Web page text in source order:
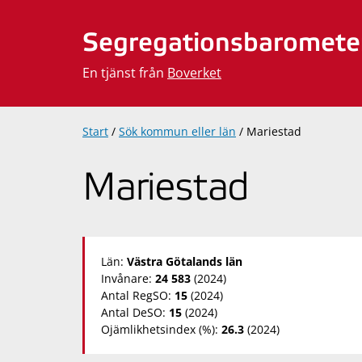
En tjänst från Boverket
Start / Sök kommun eller län / Mariestad
Mariestad
Län: Västra Götalands län
Invånare: 24 583 (2024)
Antal RegSO: 15 (2024)
Antal DeSO: 15 (2024)
Ojämlikhetsindex (%): 26.3 (2024)